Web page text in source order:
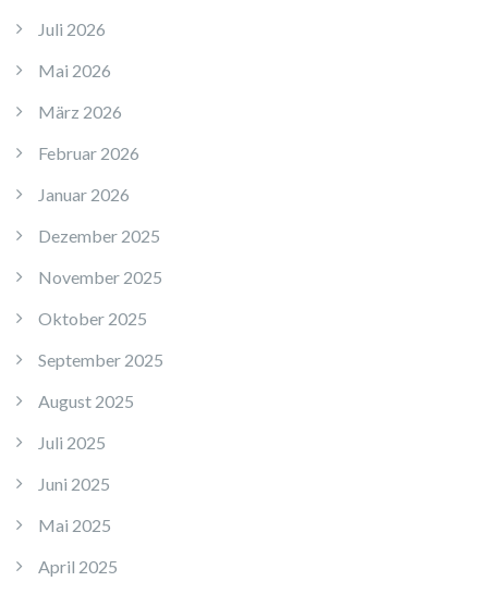
Juli 2026
Mai 2026
März 2026
Februar 2026
Januar 2026
Dezember 2025
November 2025
Oktober 2025
September 2025
August 2025
Juli 2025
Juni 2025
Mai 2025
April 2025